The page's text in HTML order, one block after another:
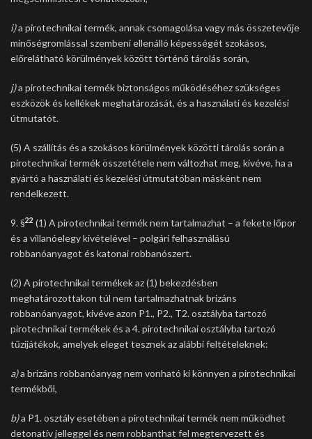
i)a pirotechnikai termék, annak csomagolása vagy más összetevője
minőségromlással szembeni ellenálló képességét szokásos,
előrelátható körülmények között történő tárolás során,
j)a pirotechnikai termék biztonságos működéséhez szükséges
eszközök és kellékek meghatározását, és a használati és kezelési
útmutatót.
(5) A szállítás és a szokásos körülmények közötti tárolás során a
pirotechnikai termék összetétele nem változhat meg, kivéve, ha a
gyártó a használati és kezelési útmutatóban másként nem
rendelkezett.
9. §22 (1) A pirotechnikai termék nem tartalmazhat – a fekete lőpor
és a villanóelegy kivételével – polgári felhasználású
robbanóanyagot és katonai robbanószert.
(2) A pirotechnikai termékek az (1) bekezdésben
meghatározottakon túl nem tartalmazhatnak brizáns
robbanóanyagot, kivéve azon P1., P2., T2. osztályba tartozó
pirotechnikai termékek és a 4. pirotechnikai osztályba tartozó
tűzijátékok, amelyek eleget tesznek az alábbi feltételeknek:
a)a brizáns robbanóanyag nem vonható ki könnyen a pirotechnikai
termékből,
b)a P1. osztály esetében a pirotechnikai termék nem működhet
detonatív jelleggel és nem robbanthat fel megtervezett és